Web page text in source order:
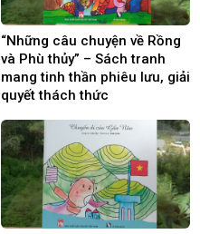
“Những câu chuyện về Rồng
và Phù thủy” – Sách tranh
mang tinh thần phiêu lưu, giải
quyết thách thức